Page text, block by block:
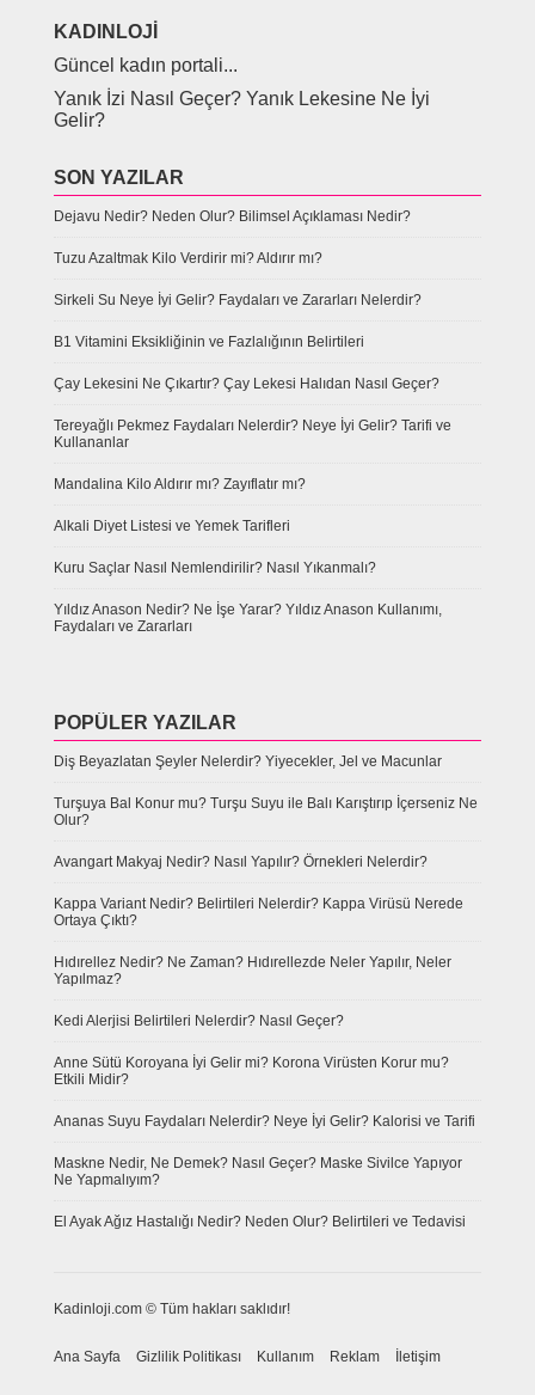
KADINLOJI
Güncel kadın portali...
Yanık İzi Nasıl Geçer? Yanık Lekesine Ne İyi
Gelir?
SON YAZILAR
Dejavu Nedir? Neden Olur? Bilimsel Açıklaması Nedir?
Tuzu Azaltmak Kilo Verdirir mi? Aldırır mı?
Sirkeli Su Neye İyi Gelir? Faydaları ve Zararları Nelerdir?
B1 Vitamini Eksikliğinin ve Fazlalığının Belirtileri
Çay Lekesini Ne Çıkartır? Çay Lekesi Halıdan Nasıl Geçer?
Tereyağlı Pekmez Faydaları Nelerdir? Neye İyi Gelir? Tarifi ve
Kullananlar
Mandalina Kilo Aldırır mı? Zayıflatır mı?
Alkali Diyet Listesi ve Yemek Tarifleri
Kuru Saçlar Nasıl Nemlendirilir? Nasıl Yıkanmalı?
Yıldız Anason Nedir? Ne İşe Yarar? Yıldız Anason Kullanımı,
Faydaları ve Zararları
POPÜLER YAZILAR
Diş Beyazlatan Şeyler Nelerdir? Yiyecekler, Jel ve Macunlar
Turşuya Bal Konur mu? Turşu Suyu ile Balı Karıştırıp İçerseniz Ne
Olur?
Avangart Makyaj Nedir? Nasıl Yapılır? Örnekleri Nelerdir?
Kappa Variant Nedir? Belirtileri Nelerdir? Kappa Virüsü Nerede
Ortaya Çıktı?
Hıdırellez Nedir? Ne Zaman? Hıdırellezde Neler Yapılır, Neler
Yapılmaz?
Kedi Alerjisi Belirtileri Nelerdir? Nasıl Geçer?
Anne Sütü Koroyana İyi Gelir mi? Korona Virüsten Korur mu?
Etkili Midir?
Ananas Suyu Faydaları Nelerdir? Neye İyi Gelir? Kalorisi ve Tarifi
Maskne Nedir, Ne Demek? Nasıl Geçer? Maske Sivilce Yapıyor
Ne Yapmalıyım?
El Ayak Ağız Hastalığı Nedir? Neden Olur? Belirtileri ve Tedavisi
Kadinloji.com © Tüm hakları saklıdır!
Ana Sayfa Gizlilik Politikası Kullanım Reklam İletişim